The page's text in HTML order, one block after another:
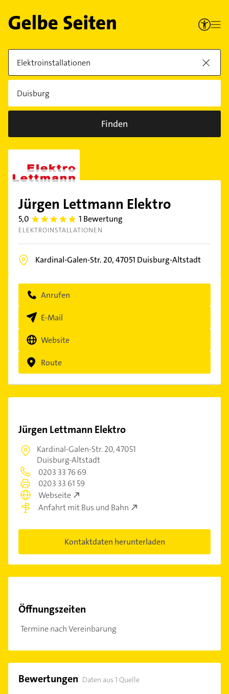
Finden
Jürgen Lettmann Elektro
5,0 5.0 1 Bewertung
ELEKTROINSTALLATIONEN
Kardinal-Galen-Str. 20,47051 Duisburg-Altstadt
Anrufen
E-Mail
Website
Route
Jürgen Lettmann Elektro
Kardinal-Galen-Str. 20,47051
Duisburg-Altstadt
0203 33 76 69
0203 33 61 59
Webseite
Anfahrt mit Bus und Bahn
Kontaktdaten herunterladen
Öffnungszeiten
Termine nach Vereinbarung
Bewertungen Daten aus 1 Quelle